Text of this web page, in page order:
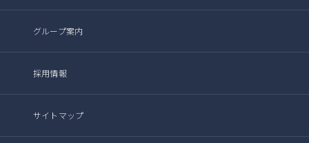
グループ案内
採用情報
サイトマップ